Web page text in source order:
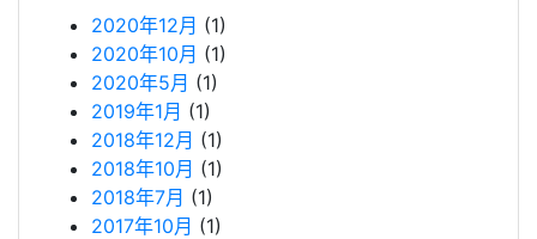
2020年12月 (1)
2020年10月 (1)
2020年5月 (1)
2019年1月 (1)
2018年12月 (1)
2018年10月 (1)
2018年7月 (1)
2017年10月 (1)